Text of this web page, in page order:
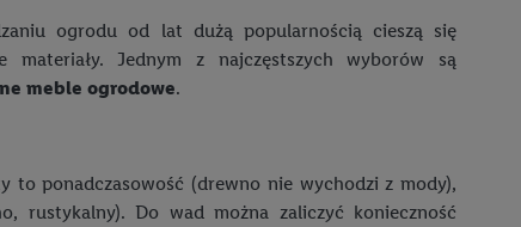
ogrodu od lat dużą popularnością cieszą się
materiały. Jednym z najczęstszych wyborów są
meble ogrodowe.
to ponadczasowość (drewno nie wychodzi z mody),
rustykalny). Do wad można zaliczyć konieczność